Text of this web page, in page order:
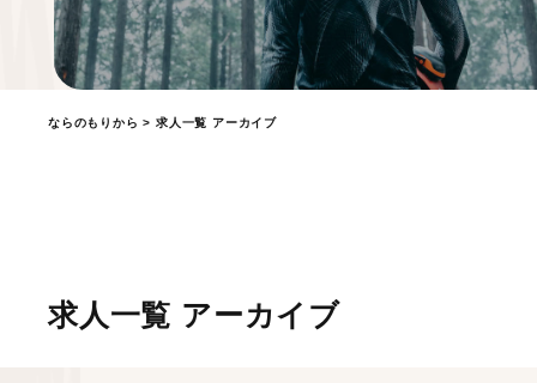
ならのもりから > 求人一覧 アーカイブ
求人一覧 アーカイブ